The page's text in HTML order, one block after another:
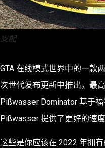
支配
GTA 在线模式世界中的一款
次世代发布更新中推出。最
Pißwasser Dominator 基于
Pißwasser 提供了更好的速
这些是你应该在 2022 年拥有